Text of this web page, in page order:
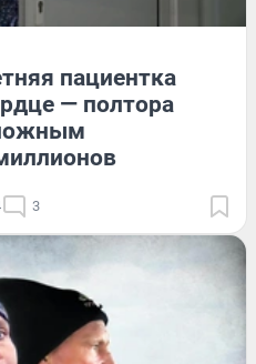
пациентка
— полтора
3